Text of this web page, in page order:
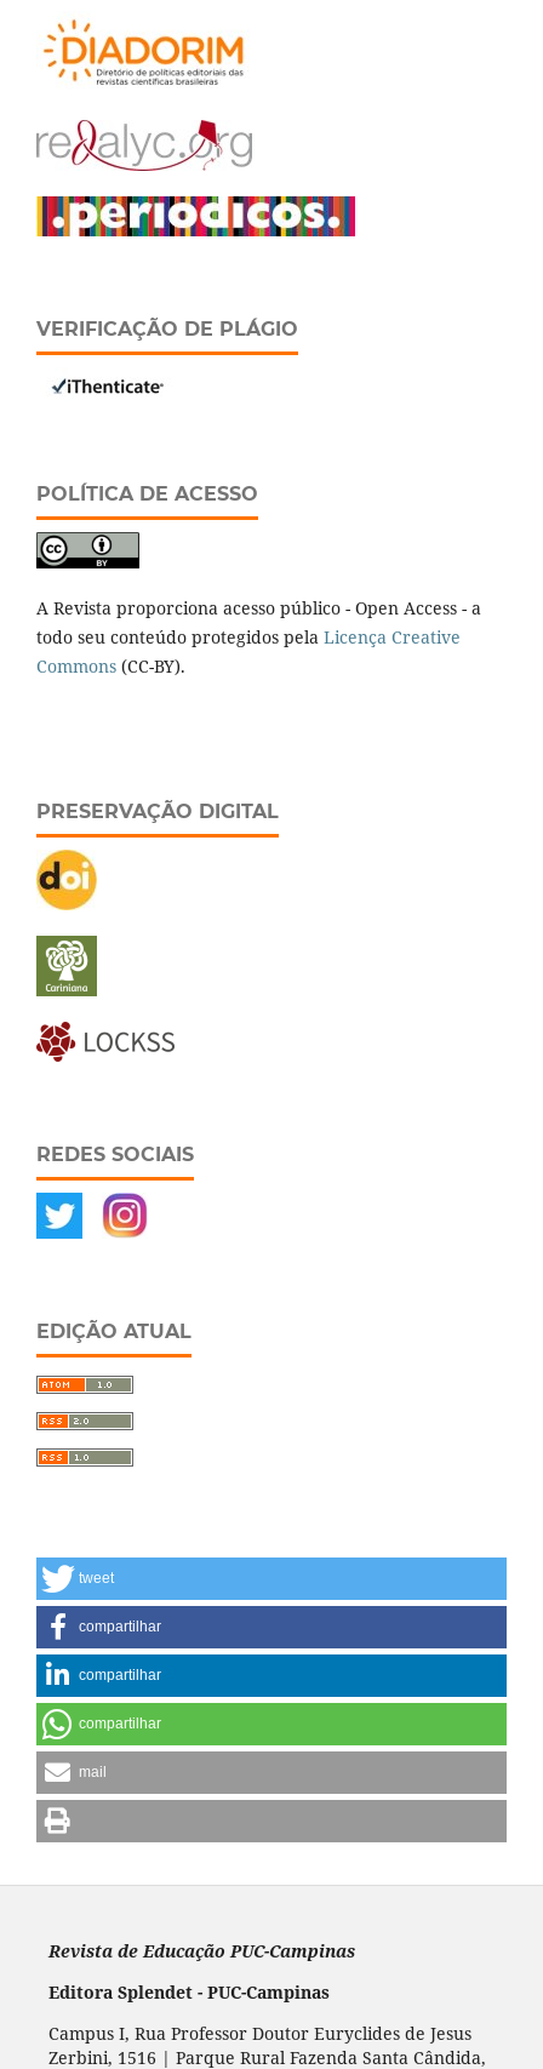
VERIFICAÇÃO DE PLÁGIO
POLÍTICA DE ACESSO
A Revista proporciona acesso público - Open Access - a
todo seu conteúdo protegidos pela Licença Creative
Commons (CC-BY).
PRESERVAÇÃO DIGITAL
REDES SOCIAIS
EDIÇÃO ATUAL
tweet
compartilhar
compartilhar
compartilhar
mail
Revista de Educação PUC-Campinas
Editora Splendet - PUC-Campinas
Campus I, Rua Professor Doutor Euryclides de Jesus
Zerbini, 1516 | Parque Rural Fazenda Santa Cândida,